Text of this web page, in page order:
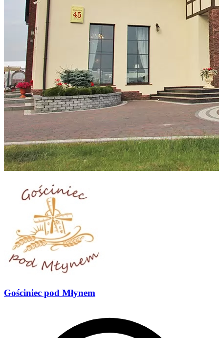
Gościniec pod Młynem